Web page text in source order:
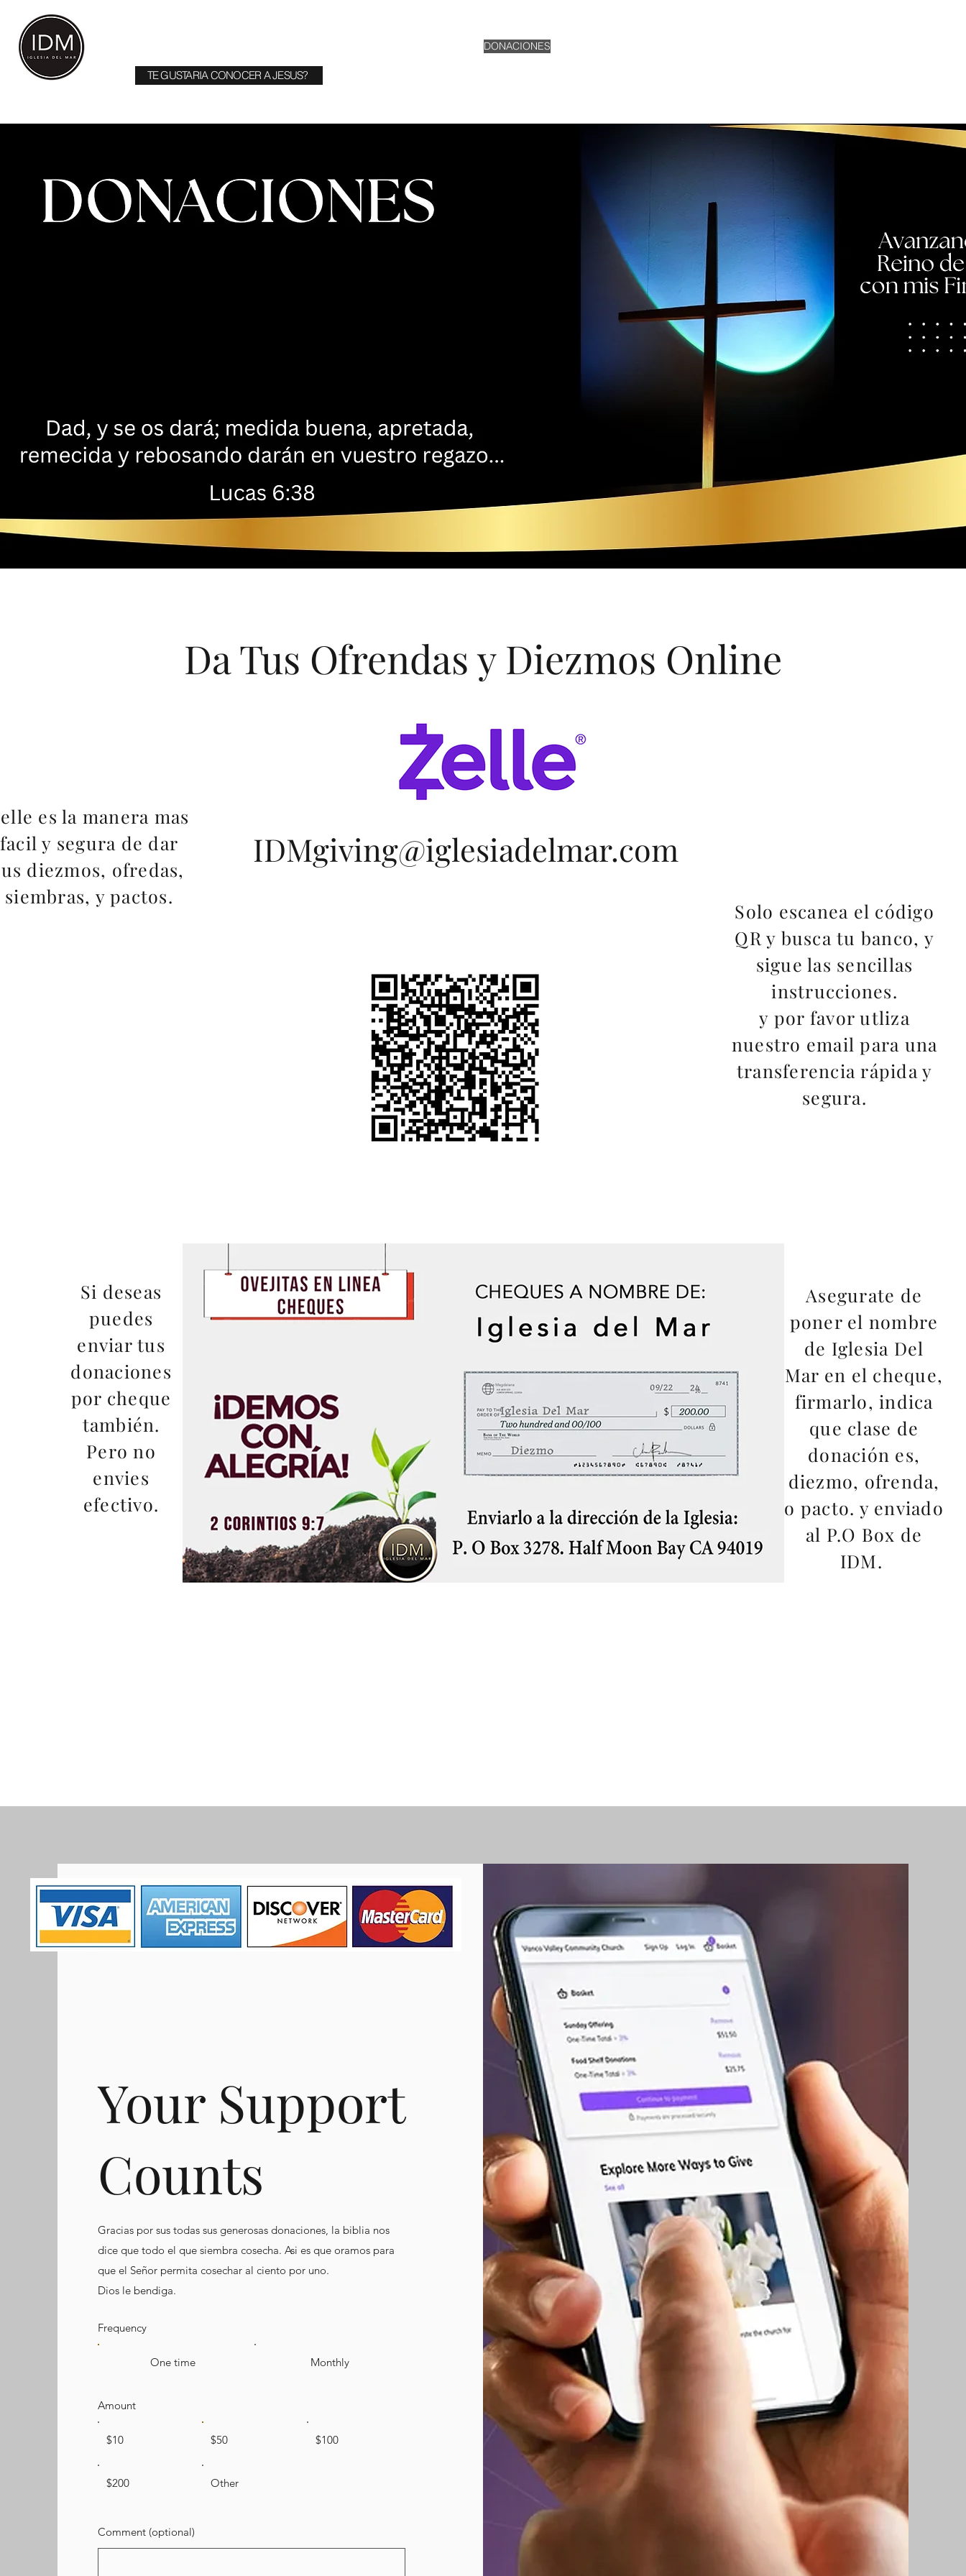
DONACIONES
TE GUSTARIA CONOCER A JESUS?
Da Tus Ofrendas y Diezmos Online
es la manera mas
facil y segura de dar
diezmos, ofredas,
siembras, y pactos.
IDMgiving@iglesiadelmar.com
Solo escanea el código
QR y busca tu banco, y
sigue las sencillas
instrucciones.
y por favor utliza
nuestro email para una
transferencia rápida y
segura.
Si deseas
puedes
enviar tus
donaciones
por cheque
también.
Pero no
envies
efectivo.
Asegurate de
poner el nombre
de Iglesia Del
Mar en el cheque,
firmarlo, indica
que clase de
donación es,
diezmo, ofrenda,
o pacto. y enviado
al P.O Box de
IDM.
Your Support
Counts
Gracias por sus todas sus generosas donaciones, la biblia nos
dice que todo el que siembra cosecha. Asi es que oramos para
que el Señor permita cosechar al ciento por uno.
Dios le bendiga.
Frequency
One time Monthly
Amount
$10 $50 $100
$200 Other
Comment (optional)